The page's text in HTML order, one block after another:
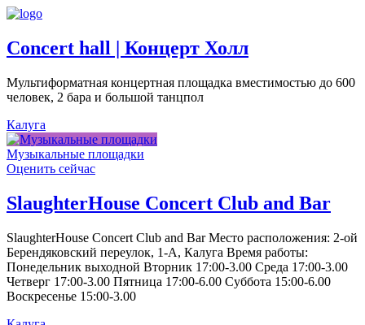
Concert hall | Концерт Холл
Мультиформатная концертная площадка вместимостью до 600
человек, 2 бара и большой танцпол
Калуга
Музыкальные площадки
Оценить сейчас
SlaughterHouse Concert Club and Bar
SlaughterHouse Concert Club and Bar Место расположения: 2-ой
Берендяковский переулок, 1-А, Калуга Время работы:
Понедельник выходной Вторник 17:00-3.00 Среда 17:00-3.00
Четверг 17:00-3.00 Пятница 17:00-6.00 Суббота 15:00-6.00
Воскресенье 15:00-3.00